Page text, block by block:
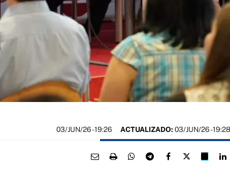
03/JUN/26- 19:26 ACTUALIZADO: 03/JUN/26 - 19:28